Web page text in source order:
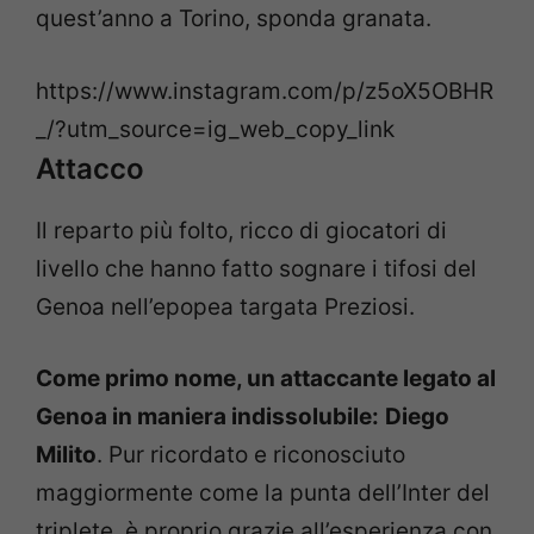
quest’anno a Torino, sponda granata.
https://www.instagram.com/p/z5oX5OBHR
_/?utm_source=ig_web_copy_link
Attacco
Il reparto più folto, ricco di giocatori di
livello che hanno fatto sognare i tifosi del
Genoa nell’epopea targata Preziosi.
Come primo nome, un attaccante legato al
Genoa in maniera indissolubile: Diego
Milito. Pur ricordato e riconosciuto
maggiormente come la punta dell’Inter del